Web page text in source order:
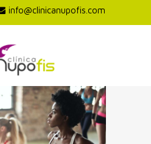
info@clinicanupofis.com